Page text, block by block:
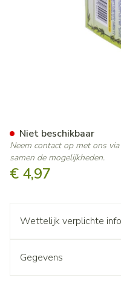
€ 4,97
Niet beschikbaar
Neem contact op met ons
samen de mogelijkheden.
Wettelijk verplichte
Gegevens